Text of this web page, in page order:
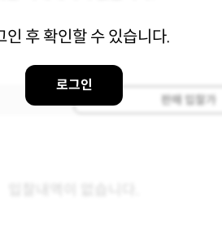
인 후 확인할 수 있습니다.
로그인
판매 입찰가